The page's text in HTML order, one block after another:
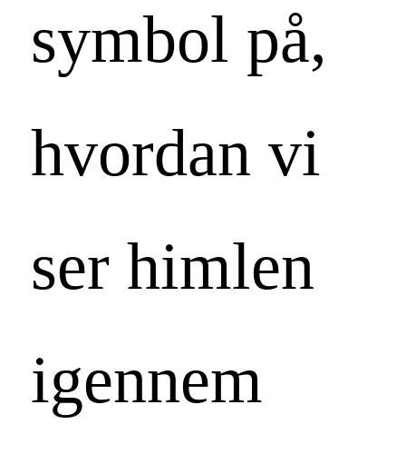
symbol på,
hvordan vi
ser himlen
igennem